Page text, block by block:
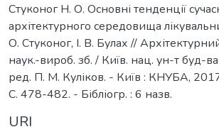
Стуконог Н. О. Основні тенденції
архітектурного середовища
О. Стуконог, І. В. Булах //
наук.-вироб. зб. / Київ. нац. ун-т буд-ва
ред. П. М. Куліков. - Київ : КНУБА,
С. 478-482. - Бібліогр. : 6 назв.
URI